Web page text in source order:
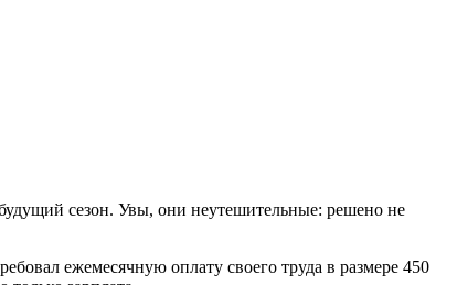
сезон. Увы, они неутешительные: решено не
ежемесячную оплату своего труда в размере 450